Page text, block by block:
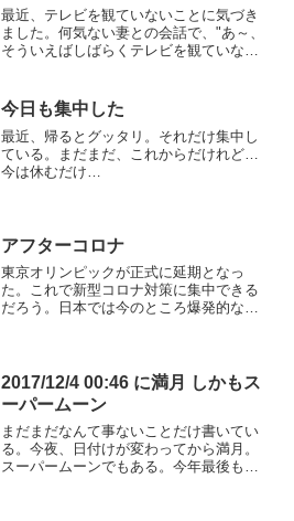
最近、テレビを観ていないことに気づき
ました。何気ない妻との会話で、"あ～、
そういえばしばらくテレビを観ていない
すね。バックログは増える一方なので、
プライオリティーなど...
今日も集中した
最近、帰るとグッタリ。それだけ集中し
ている。まだまだ、これからだけれど…
今は休むだけ…
アフターコロナ
東京オリンピックが正式に延期となっ
た。これで新型コロナ対策に集中できる
だろう。日本では今のところ爆発的な感
しが表れないので、日本でも...
2017/12/4 00:46 に満月 しかもス
ーパームーン
まだまだなんて事ないことだけ書いてい
る。今夜、日付けが変わってから満月。
スーパームーンでもある。今年最後も自